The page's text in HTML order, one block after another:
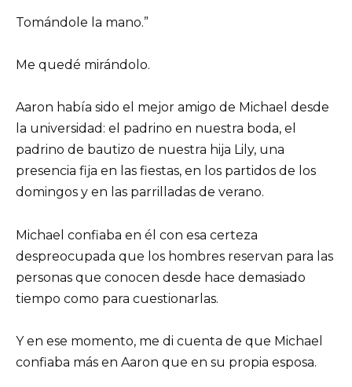
Tomándole la mano.”
Me quedé mirándolo.
Aaron había sido el mejor amigo de Michael desde
la universidad: el padrino en nuestra boda, el
padrino de bautizo de nuestra hija Lily, una
presencia fija en las fiestas, en los partidos de los
domingos y en las parrilladas de verano.
Michael confiaba en él con esa certeza
despreocupada que los hombres reservan para las
personas que conocen desde hace demasiado
tiempo como para cuestionarlas.
Y en ese momento, me di cuenta de que Michael
confiaba más en Aaron que en su propia esposa.